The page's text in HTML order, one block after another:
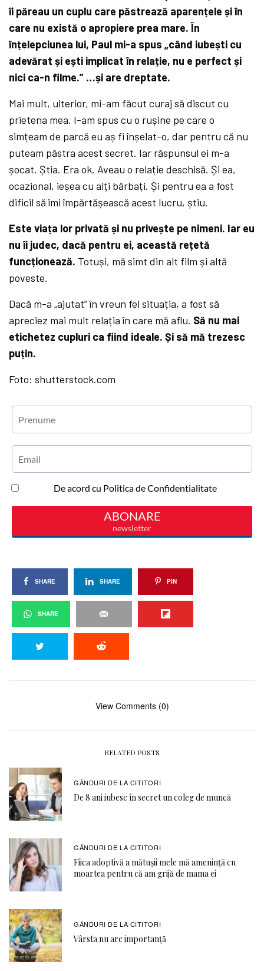
îi păreau un cuplu care păstrează aparențele și în
care nu există o apropiere prea mare. În
înțelepciunea lui, Paul mi-a spus „când iubești cu
adevărat și ești implicat în relație, nu e perfect și
nici ca-n filme.” …și are dreptate.
Mai mult, ulterior, mi-am făcut curaj să discut cu
prietena mea. I-am spus cu o rușine pe care o
simțeam de parcă eu aș fi înșelat-o, dar pentru că nu
puteam păstra acest secret. Iar răspunsul ei m-a
șocat. Știa. Era ok. Aveau o relație deschisă. Și ea,
ocazional, ieșea cu alți bărbați. Și pentru ea a fost
dificil să îmi împărtășească acest lucru, știu.
Este viața lor privată și nu privește pe nimeni. Iar eu
nu îi judec, dacă pentru ei, această rețetă
funcționează. Totuși, mă simt din alt film și altă
poveste.
Dacă m-a „ajutat” în vreun fel situația, a fost să
apreciez mai mult relația în care mă aflu. Să nu mai
etichetez cupluri ca fiind ideale. Și să mă trezesc
puțin.
Foto: shutterstock.com
SHARE SHARE PIN
SHARE
View Comments (0)
RELATED POSTS
GÂNDURI DE LA CITITORI
De 8 ani iubesc în secret un coleg de muncă
GÂNDURI DE LA CITITORI
Fiica adoptivă a mătușii mele mă amenință cu
moartea pentru că am grijă de mama ei
GÂNDURI DE LA CITITORI
Vârsta nu are importanță